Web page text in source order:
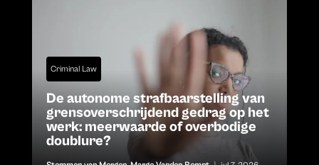
Criminal Law
De autonome strafbaarstelling van
grensoverschrijdend gedrag op het
werk: meerwaarde of overbodige
doublure?